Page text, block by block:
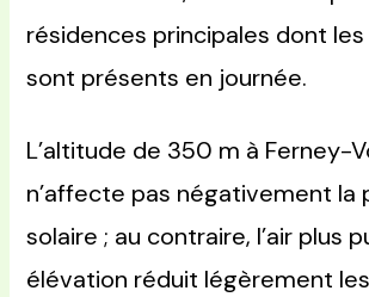
résidences principales dont
sont présents en journée.
L’altitude de 350 m à Ferney-
n’affecte pas négativement la
solaire ; au contraire, l’air plus
élévation réduit légèrement